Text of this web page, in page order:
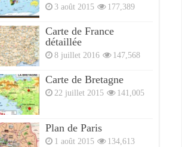
3 août 2015 177,389
Carte de France
détaillée
8 juillet 2016 147,568
Carte de Bretagne
22 juillet 2015 141,005
Plan de Paris
1 août 2015 134,613